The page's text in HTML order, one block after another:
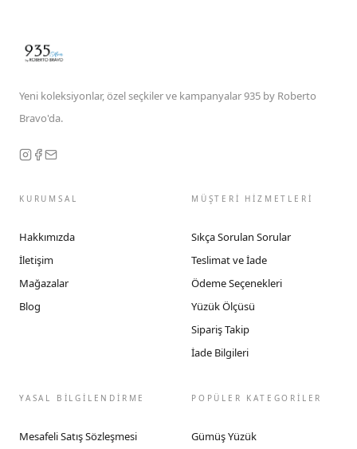
Yeni koleksiyonlar, özel seçkiler ve kampanyalar 935 by Roberto
Bravo'da.
KURUMSAL
Hakkımızda
İletişim
Mağazalar
Blog
MÜŞTERİ HİZMETLERİ
Sıkça Sorulan Sorular
Teslimat ve İade
Ödeme Seçenekleri
Yüzük Ölçüsü
Sipariş Takip
İade Bilgileri
YASAL BİLGİLENDİRME
Mesafeli Satış Sözleşmesi
POPÜLER KATEGORİLER
Gümüş Yüzük